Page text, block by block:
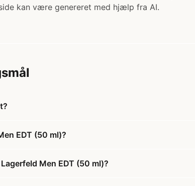
kan være genereret med hjælp fra AI.
EDT (50 ml)?
Men EDT (50 ml)?